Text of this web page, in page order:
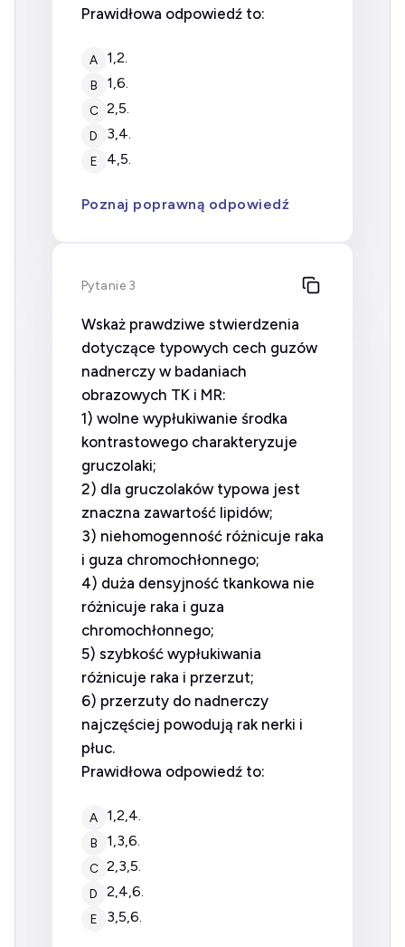
Prawidłowa odpowiedź to:
A 1,2.
B 1,6.
C 2,5.
D 3,4.
E 4,5.
Poznaj poprawną odpowiedź
Pytanie 3
Wskaż prawdziwe stwierdzenia
dotyczące typowych cech guzów
nadnerczy w badaniach
obrazowych TK i MR:
1) wolne wypłukiwanie środka
kontrastowego charakteryzuje
gruczolaki;
2) dla gruczolaków typowa jest
znaczna zawartość lipidów;
3) niehomogenność różnicuje raka
i guza chromochłonnego;
4) duża densyjność tkankowa nie
różnicuje raka i guza
chromochłonnego;
5) szybkość wypłukiwania
różnicuje raka i przerzut;
6) przerzuty do nadnerczy
najczęściej powodują rak nerki i
płuc.
Prawidłowa odpowiedź to:
A 1,2,4.
B 1,3,6.
C 2,3,5.
D 2,4,6.
E 3,5,6.